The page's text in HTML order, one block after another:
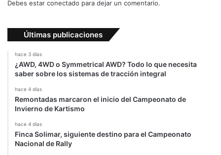
t
o
s
Debes estar conectado para dejar un comentario.
Últimas publicaciones
hace 3 días
¿AWD, 4WD o Symmetrical AWD? Todo lo que necesita
saber sobre los sistemas de tracción integral
hace 4 días
Remontadas marcaron el inicio del Campeonato de
Invierno de Kartismo
hace 4 días
Finca Solimar, siguiente destino para el Campeonato
Nacional de Rally